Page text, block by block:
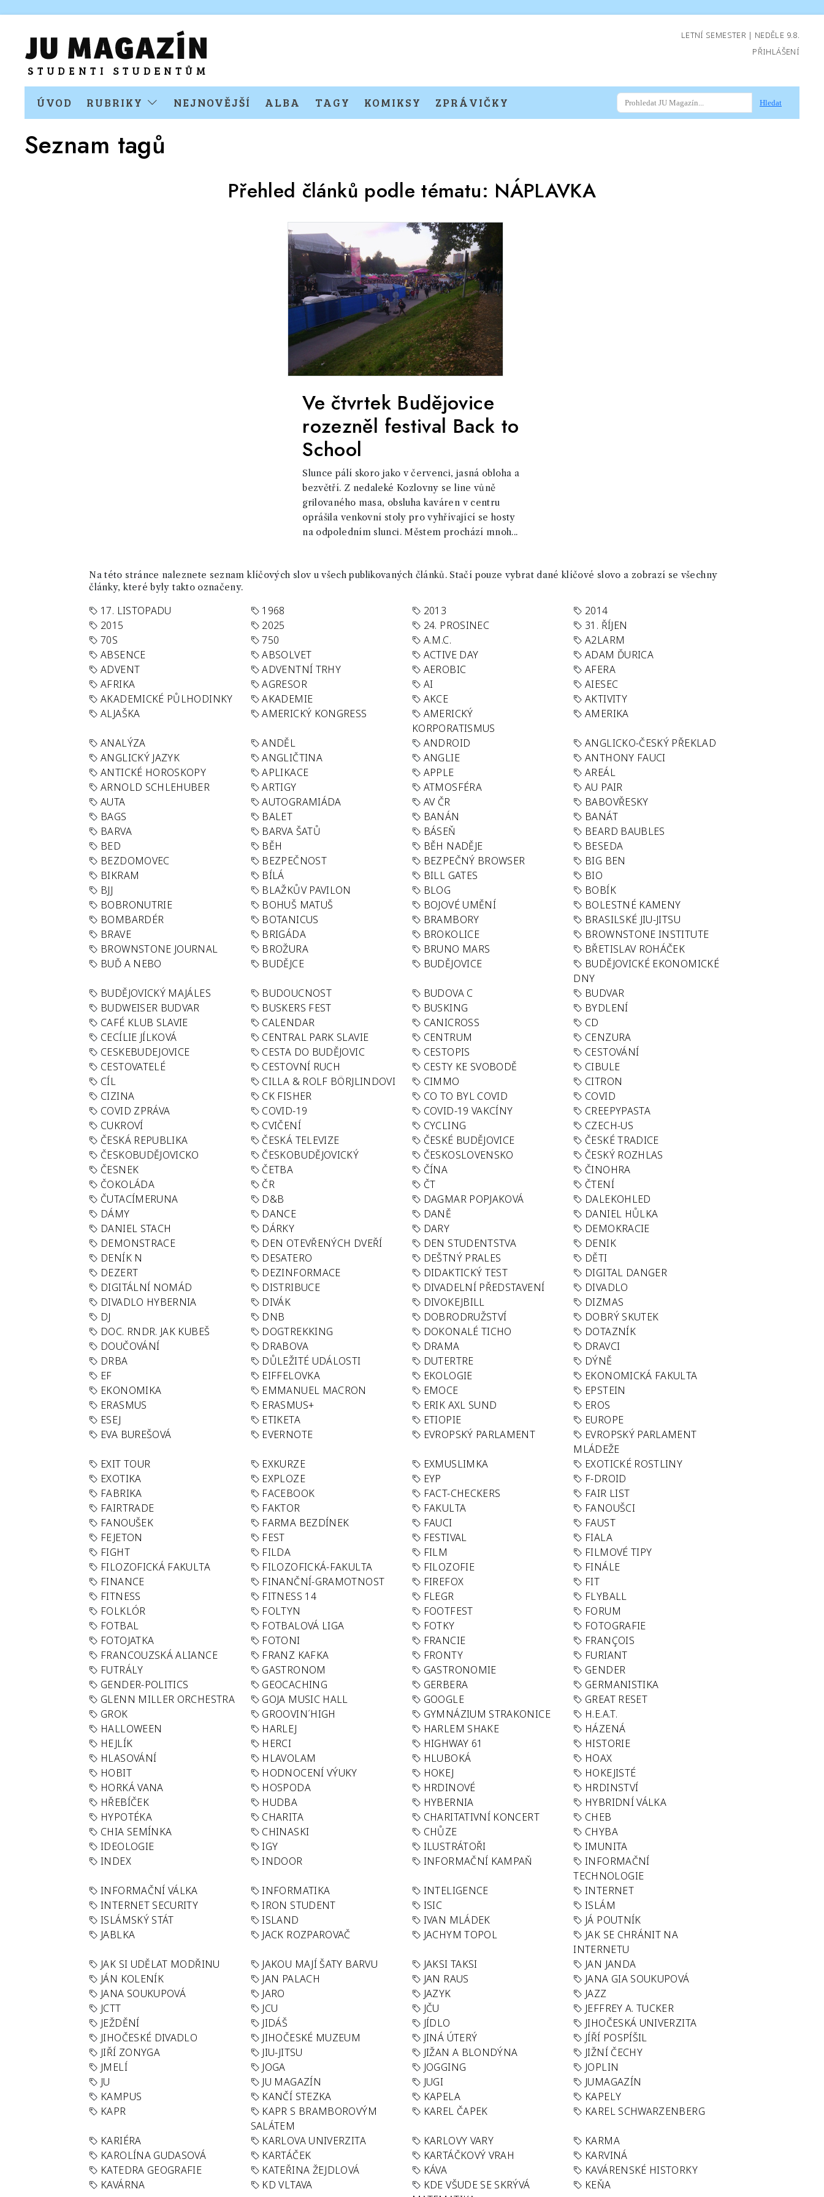
LETNÍ SEMESTER | NEDĚLE 9.8.
PŘIHLÁŠENÍ
ÚVOD RUBRIKY NEJNOVĚJŠÍ ALBA TAGY KOMIKSY ZPRÁVIČKY Hledat
Seznam tagů
Přehled článků podle tématu: NÁPLAVKA
Ve čtvrtek Budějovice
rozezněl festival Back to
School
Slunce pálí skoro jako v červenci, jasná obloha a
bezvětří. Z nedaleké Kozlovny se line vůně
grilovaného masa, obsluha kaváren v centru
oprášila venkovní stoly pro vyhřívající se hosty
na odpoledním slunci. Městem prochází mnoh...
Na této stránce naleznete seznam klíčových slov u všech publikovaných článků. Stačí pouze vybrat dané klíčové slovo a zobrazí se všechny
články, které byly takto označeny.
17. LISTOPADU 1968 2013
2014
2015
2025 24. PROSINEC
31. ŘÍJEN
70S
750 A.M.C.
A2LARM
ABSENCE
ABSOLVET ACTIVE DAY
ADAM ĎURICA
ADVENT
ADVENTNÍ TRHY AEROBIC
AFERA
AFRIKA
AGRESOR AI
AIESEC
AKADEMICKÉ PŮLHODINKY
AKADEMIE AKCE
AKTIVITY
ALJAŠKA
AMERICKÝ KONGRESS
AMERICKÝ
KORPORATISMUS
AMERIKA
ANALÝZA ANDĚL ANDROID
ANGLICKO-ČESKÝ PŘEKLAD
ANGLICKÝ JAZYK
ANGLIČTINA ANGLIE
ANTHONY FAUCI
ANTICKÉ HOROSKOPY
APLIKACE APPLE
AREÁL
ARNOLD SCHLEHUBER
ARTIGY ATMOSFÉRA
AU PAIR
AUTA
AUTOGRAMIÁDA AV ČR
BABOVŘESKY
BAGS
BALET BANÁN
BANÁT
BARVA
BARVA ŠATŮ BÁSEŇ
BEARD BAUBLES
BED
BĚH BĚH NADĚJE
BESEDA
BEZDOMOVEC
BEZPEČNOST BEZPEČNÝ BROWSER
BIG BEN
BIKRAM
BÍLÁ BILL GATES
BIO
BJJ
BLAŽKŮV PAVILON BLOG
BOBÍK
BOBRONUTRIE
BOHUŠ MATUŠ BOJOVÉ UMĚNÍ
BOLESTNÉ KAMENY
BOMBARDÉR
BOTANICUS BRAMBORY
BRASILSKÉ JIU-JITSU
BRAVE
BRIGÁDA BROKOLICE
BROWNSTONE INSTITUTE
BROWNSTONE JOURNAL
BROŽURA BRUNO MARS
BŘETISLAV ROHÁČEK
BUĎ A NEBO
BUDĚJCE BUDĚJOVICE
BUDĚJOVICKÉ EKONOMICKÉ
DNY
BUDĚJOVICKÝ MAJÁLES
BUDOUCNOST BUDOVA C
BUDVAR
BUDWEISER BUDVAR
BUSKERS FEST BUSKING
BYDLENÍ
CAFÉ KLUB SLAVIE
CALENDAR CANICROSS
CD
CECÍLIE JÍLKOVÁ
CENTRAL PARK SLAVIE CENTRUM
CENZURA
CESKEBUDEJOVICE
CESTA DO BUDĚJOVIC CESTOPIS
CESTOVÁNÍ
CESTOVATELÉ
CESTOVNÍ RUCH CESTY KE SVOBODĚ
CIBULE
CÍL
CILLA & ROLF BÖRJLINDOVI CIMMO
CITRON
CIZINA
CK FISHER CO TO BYL COVID
COVID
COVID ZPRÁVA
COVID-19 COVID-19 VAKCÍNY
CREEPYPASTA
CUKROVÍ
CVIČENÍ CYCLING
CZECH-US
ČESKÁ REPUBLIKA
ČESKÁ TELEVIZE ČESKÉ BUDĚJOVICE
ČESKÉ TRADICE
ČESKOBUDĚJOVICKO
ČESKOBUDĚJOVICKÝ ČESKOSLOVENSKO
ČESKÝ ROZHLAS
ČESNEK
ČETBA ČÍNA
ČINOHRA
ČOKOLÁDA
ČR ČT
ČTENÍ
ČUTACÍMERUNA
D&B DAGMAR POPJAKOVÁ
DALEKOHLED
DÁMY
DANCE DANĚ
DANIEL HŮLKA
DANIEL STACH
DÁRKY DARY
DEMOKRACIE
DEMONSTRACE
DEN OTEVŘENÝCH DVEŘÍ DEN STUDENTSTVA
DENIK
DENÍK N
DESATERO DEŠTNÝ PRALES
DĚTI
DEZERT
DEZINFORMACE DIDAKTICKÝ TEST
DIGITAL DANGER
DIGITÁLNÍ NOMÁD
DISTRIBUCE DIVADELNÍ PŘEDSTAVENÍ
DIVADLO
DIVADLO HYBERNIA
DIVÁK DIVOKEJBILL
DIZMAS
DJ
DNB DOBRODRUŽSTVÍ
DOBRÝ SKUTEK
DOC. RNDR. JAK KUBEŠ
DOGTREKKING DOKONALÉ TICHO
DOTAZNÍK
DOUČOVÁNÍ
DRABOVA DRAMA
DRAVCI
DRBA
DŮLEŽITÉ UDÁLOSTI DUTERTRE
DÝNĚ
EF
EIFFELOVKA EKOLOGIE
EKONOMICKÁ FAKULTA
EKONOMIKA
EMMANUEL MACRON EMOCE
EPSTEIN
ERASMUS
ERASMUS+ ERIK AXL SUND
EROS
ESEJ
ETIKETA ETIOPIE
EUROPE
EVA BUREŠOVÁ
EVERNOTE EVROPSKÝ PARLAMENT
EVROPSKÝ PARLAMENT
MLÁDEŽE
EXIT TOUR
EXKURZE EXMUSLIMKA
EXOTICKÉ ROSTLINY
EXOTIKA
EXPLOZE EYP
F-DROID
FABRIKA
FACEBOOK FACT-CHECKERS
FAIR LIST
FAIRTRADE
FAKTOR FAKULTA
FANOUŠCI
FANOUŠEK
FARMA BEZDÍNEK FAUCI
FAUST
FEJETON
FEST FESTIVAL
FIALA
FIGHT
FILDA FILM
FILMOVÉ TIPY
FILOZOFICKÁ FAKULTA
FILOZOFICKÁ-FAKULTA FILOZOFIE
FINÁLE
FINANCE
FINANČNÍ-GRAMOTNOST FIREFOX
FIT
FITNESS
FITNESS 14 FLEGR
FLYBALL
FOLKLÓR
FOLTYN FOOTFEST
FORUM
FOTBAL
FOTBALOVÁ LIGA FOTKY
FOTOGRAFIE
FOTOJATKA
FOTONI FRANCIE
FRANÇOIS
FRANCOUZSKÁ ALIANCE
FRANZ KAFKA FRONTY
FURIANT
FUTRÁLY
GASTRONOM GASTRONOMIE
GENDER
GENDER-POLITICS
GEOCACHING GERBERA
GERMANISTIKA
GLENN MILLER ORCHESTRA
GOJA MUSIC HALL GOOGLE
GREAT RESET
GROK
GROOVIN´HIGH GYMNÁZIUM STRAKONICE
H.E.A.T.
HALLOWEEN
HARLEJ HARLEM SHAKE
HÁZENÁ
HEJLÍK
HERCI HIGHWAY 61
HISTORIE
HLASOVÁNÍ
HLAVOLAM HLUBOKÁ
HOAX
HOBIT
HODNOCENÍ VÝUKY HOKEJ
HOKEJISTÉ
HORKÁ VANA
HOSPODA HRDINOVÉ
HRDINSTVÍ
HŘEBÍČEK
HUDBA HYBERNIA
HYBRIDNÍ VÁLKA
HYPOTÉKA
CHARITA CHARITATIVNÍ KONCERT
CHEB
CHIA SEMÍNKA
CHINASKI CHŮZE
CHYBA
IDEOLOGIE
IGY ILUSTRÁTOŘI
IMUNITA
INDEX
INDOOR INFORMAČNÍ KAMPAŇ
INFORMAČNÍ
TECHNOLOGIE
INFORMAČNÍ VÁLKA
INFORMATIKA INTELIGENCE
INTERNET
INTERNET SECURITY
IRON STUDENT ISIC
ISLÁM
ISLÁMSKÝ STÁT
ISLAND IVAN MLÁDEK
JÁ POUTNÍK
JABLKA
JACK ROZPAROVAČ JACHYM TOPOL
JAK SE CHRÁNIT NA
INTERNETU
JAK SI UDĚLAT MODŘINU
JAKOU MAJÍ ŠATY BARVU JAKSI TAKSI
JAN JANDA
JÁN KOLENÍK
JAN PALACH JAN RAUS
JANA GIA SOUKUPOVÁ
JANA SOUKUPOVÁ
JARO JAZYK
JAZZ
JCTT
JCU JČU
JEFFREY A. TUCKER
JEŽDĚNÍ
JIDÁŠ JÍDLO
JIHOČESKÁ UNIVERZITA
JIHOČESKÉ DIVADLO
JIHOČESKÉ MUZEUM JINÁ ÚTERÝ
JÍŘÍ POSPÍŠIL
JIŘÍ ZONYGA
JIU-JITSU JIŽAN A BLONDÝNA
JIŽNÍ ČECHY
JMELÍ
JOGA JOGGING
JOPLIN
JU
JU MAGAZÍN JUGI
JUMAGAZÍN
KAMPUS
KANČÍ STEZKA KAPELA
KAPELY
KAPR
KAPR S BRAMBOROVÝM
SALÁTEM
KAREL ČAPEK KAREL SCHWARZENBERG
KARIÉRA KARLOVA UNIVERZITA KARLOVY VARY
KARMA
KAROLÍNA GUDASOVÁ
KARTÁČEK KARTÁČKOVÝ VRAH
KARVINÁ
KATEDRA GEOGRAFIE
KATEŘINA ŽEJDLOVÁ KÁVA
KAVÁRENSKÉ HISTORKY
KAVÁRNA
KD VLTAVA
KDE VŠUDE SE SKRÝVÁ
KEŇA